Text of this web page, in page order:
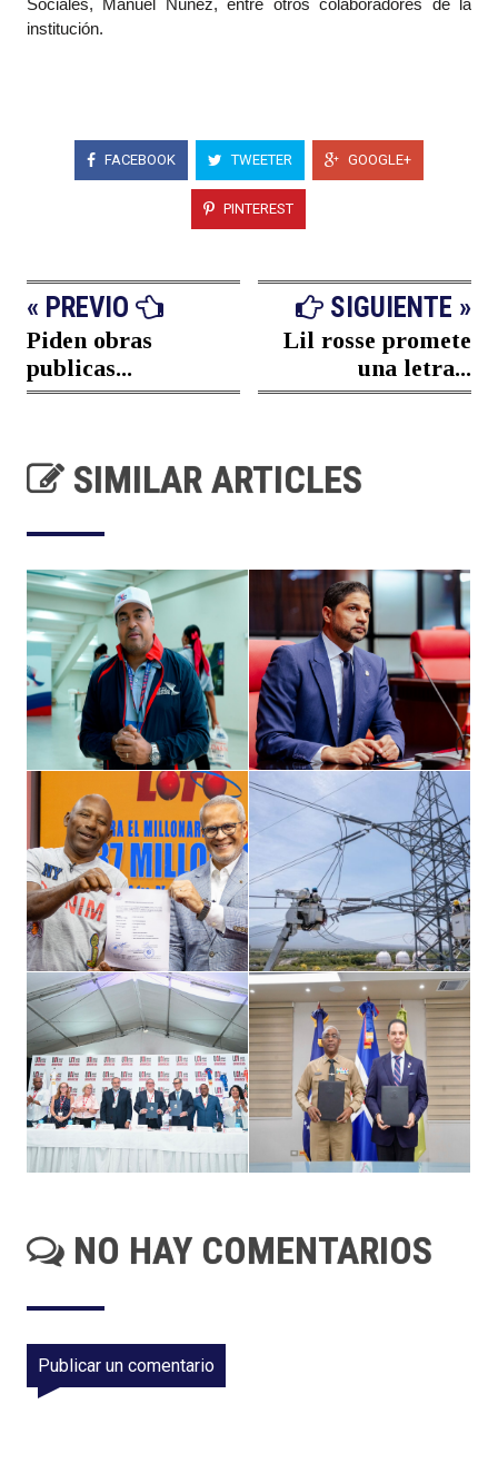
institución.
FACEBOOK TWEETER GOOGLE+
PINTEREST
« PREVIO
Piden obras
publicas...
SIGUIENTE »
Lil rosse promete
una letra...
SIMILAR ARTICLES
NO HAY COMENTARIOS
Publicar un comentario